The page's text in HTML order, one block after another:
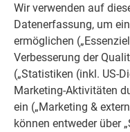
Wir verwenden auf
Datenerfassung, um
ermöglichen
Verbesserung der
(„Statistiken (inkl. US-
Marketing-Aktivitäten
ein („Marketing &
können entweder über
Ob Bauherr,
Architekt - die
unserer Kunden
Deshalb versuchen
allen Phasen Ihres
starker Begleiter
Überzeugen Sie